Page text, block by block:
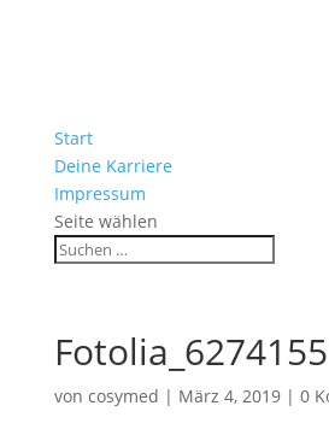
Start
Deine Karriere
Impressum
Seite wählen
von cosymed | März 4, 2019| 0